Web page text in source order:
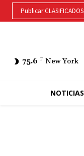
Publicar CLASIFICADOS
75.6 F New York
NOTICIAS